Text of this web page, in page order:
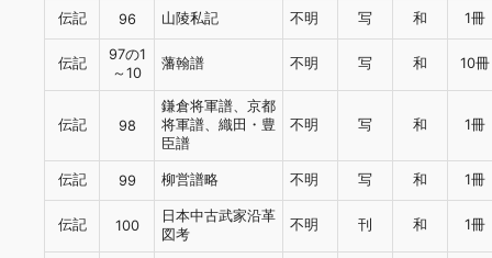
伝記 96 山陵私記 不明 写 和 1冊
伝記
97の1
～10
藩翰譜 不明 写 和 10冊
伝記 98
鎌倉将軍譜、京都
将軍譜、織田・豊
臣譜
不明 写 和 1冊
伝記 99 柳営譜略 不明 写 和 1冊
伝記 100
日本中古武家沿革
図考
不明 刊 和 1冊